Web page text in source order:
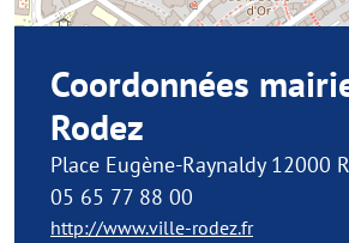
Coordonnées
Rodez
Place Eugène-Raynaldy 12000
05 65 77 88 00
http://www.ville-rodez.fr